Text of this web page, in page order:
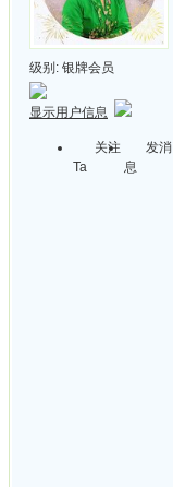
级别: 银牌会员
显示用户信息
关注
Ta
发消
息